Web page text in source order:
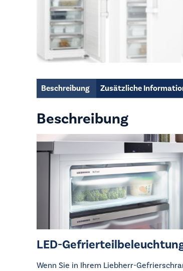
Beschreibung Zusätzliche
Beschreibung
LED-
Wenn Sie in Ihrem Liebherr-